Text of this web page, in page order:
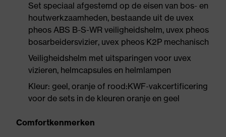
Set speciaal afgestemd op de eisen van bos- en
houtwerkzaamheden, bestaande uit de uvex
pheos ABS B-S-WR veiligheidshelm, uvex pheos
bosarbeidersvizier, uvex pheos K2P mechanisch
Veiligheidshelm met uitsparingen voor uvex
vizieren, helmcapsules en helmlampen
Kleur: geel, oranje of rood:KWF-vakcertificering
voor de sets in de kleuren oranje en geel
Comfortkenmerken